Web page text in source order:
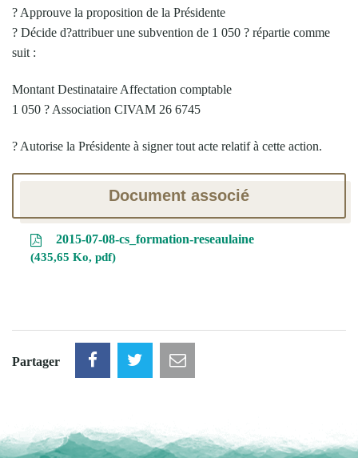
? Approuve la proposition de la Présidente
? Décide d?attribuer une subvention de 1 050 ? répartie comme
suit :
Montant Destinataire Affectation comptable
1 050 ? Association CIVAM 26 6745
? Autorise la Présidente à signer tout acte relatif à cette action.
Document associé
2015-07-08-cs_formation-reseaulaine
435,65 Ko, pdf
Partager